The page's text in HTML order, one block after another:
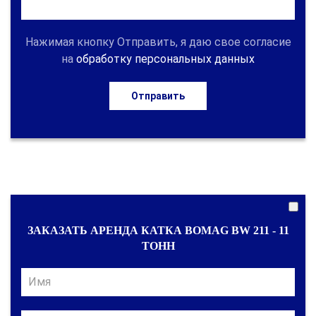
Нажимая кнопку Отправить, я даю свое согласие
на обработку персональных данных
Отправить
ЗАКАЗАТЬ АРЕНДА КАТКА BOMAG BW 211 - 11
ТОНН